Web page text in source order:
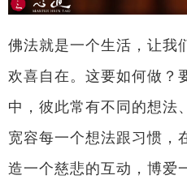
佛法就是一个生活，让我
欢喜自在。这要如何做？
中，彼此常有不同的想法
宽容每一个想法跟习惯，
造一个慈悲的互动，博爱